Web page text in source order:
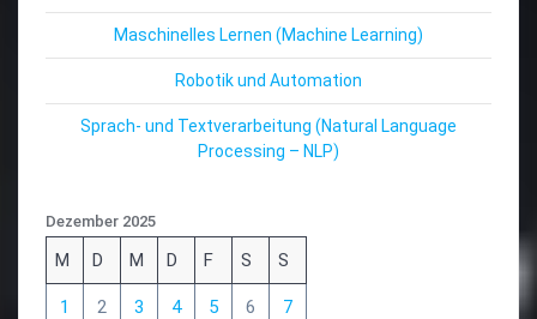
Maschinelles Lernen (Machine Learning)
Robotik und Automation
Sprach- und Textverarbeitung (Natural Language
Processing – NLP)
Dezember 2025
M D M D F S S
1 2 3 4 5 6 7